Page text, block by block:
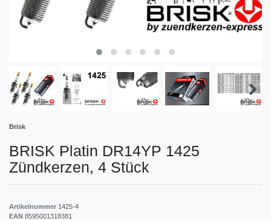
Brisk
BRISK Platin DR14YP 1425
Zündkerzen, 4 Stück
Artikelnummer 1425-4
EAN 8595001318381